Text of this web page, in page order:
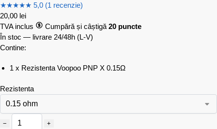
★★★★★ 5,0 (1 recenzie)
20,00 lei
TVA inclus
Cumpără și câștigă 20 puncte
În stoc — livrare 24/48h (L-V)
Contine:
1 x Rezistenta Voopoo PNP X 0.15Ω
Rezistenta
− +